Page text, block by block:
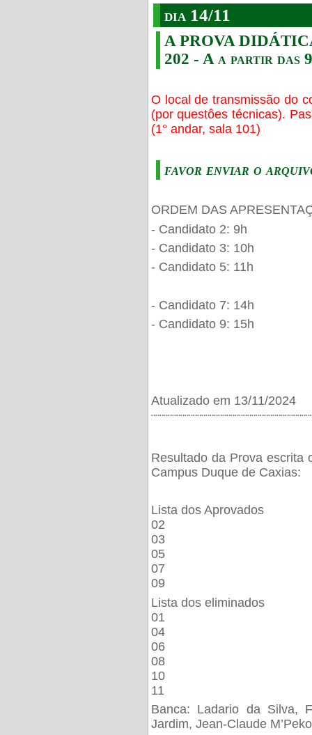
dia 14/11
A PROVA
202 - A a partir das
O local de transmissão do
(por questôes técnicas).
(1° andar, sala 101)
favor enviar o
ORDEM DAS
- Candidato 2: 9h
- Candidato 3: 10h
- Candidato 5: 11h
- Candidato 7: 14h
- Candidato 9: 15h
Atualizado em 13/11/2024
Resultado da Prova escrita
Campus Duque de Caxias:
Lista dos Aprovados
02
03
05
07
09
Lista dos eliminados
01
04
06
08
10
11
Banca: Ladario da Silva,
Jardim, Jean-Claude M’Peko